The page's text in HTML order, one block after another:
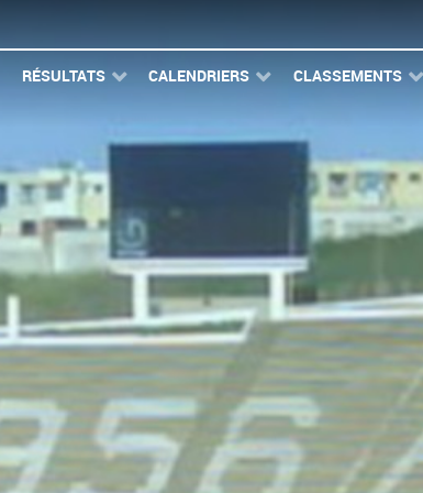
RÉSULTATS CALENDRIERS CLASSEMENTS